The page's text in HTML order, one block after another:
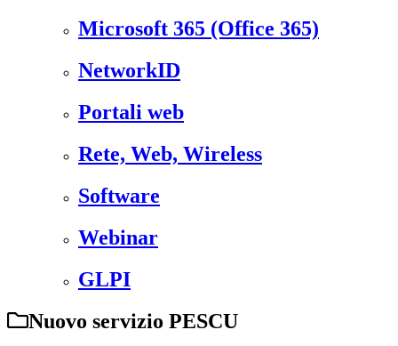
Microsoft 365 (Office 365)
NetworkID
Portali web
Rete, Web, Wireless
Software
Webinar
GLPI
Nuovo servizio PESCU